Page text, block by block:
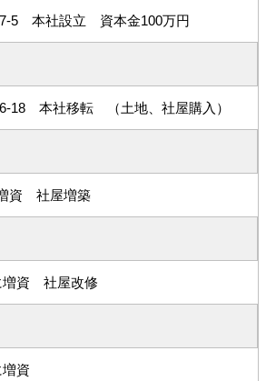
7-5 本社設立 資本金100万円
18 本社移転 （土地、社屋購入）
資 社屋増築
増資 社屋改修
資